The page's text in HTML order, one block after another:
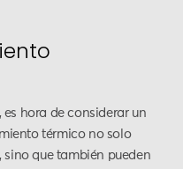
hora de considerar un
térmico no solo
que también pueden